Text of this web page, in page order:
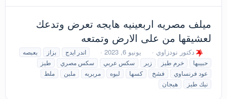
ميلف مصريه اربعينيه هايجه تعرض وتدعك
لعشيقها من على الارض وتمتعه
ب
ا
د
ئ
ا
دكتور نودزاوي
ت
ا
ر
ي
يونيو 6, 2023
ا
ل
و
س
اندر ايدج بزاز
بعبصه
حبيبها
خرم طيز زبر سكس عربي سكس مصري
طيز
عود فرنساوي
فشخ كسها لبوه مربربه ملبن
ملط
نيك طيز
هيجان